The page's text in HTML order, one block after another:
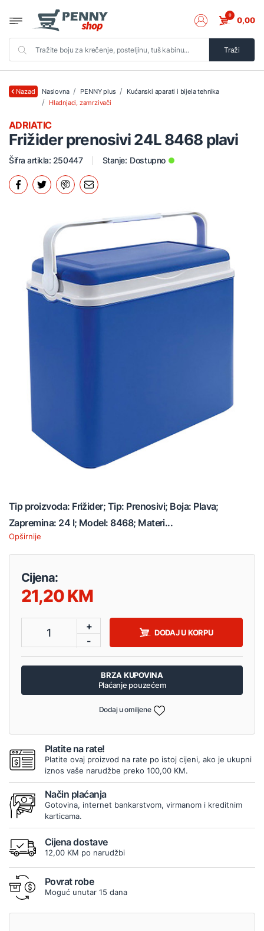
Traži
0 0,00
Nazad Naslovna PENNY plus
Kućanski aparati i bijela tehnika
Hladnjaci, zamrzivači
Frižider prenosivi 24L 8468 plavi
ADRIATIC
Šifra artikla: 250447 Stanje: Dostupno
Tip proizvoda: Frižider; Tip: Prenosivi; Boja: Plava;
Zapremina: 24 l; Model: 8468; Materi...
Opširnije
Cijena:
21,20
1
+
-
DODAJ U KORPU
BRZA KUPOVINA
Plaćanje pouzećem
Dodaj u omiljene
Platite na rate!
Platite ovaj proizvod na rate po istoj cijeni, ako je ukupni
iznos vaše narudžbe preko 100,00 KM.
Način plaćanja
Gotovina, internet bankarstvom, virmanom i kreditnim
karticama.
Cijena dostave
12,00 KM po narudžbi
Povrat robe
Moguć unutar 15 dana